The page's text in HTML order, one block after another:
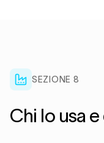
SEZIONE 8
Chi lo usa